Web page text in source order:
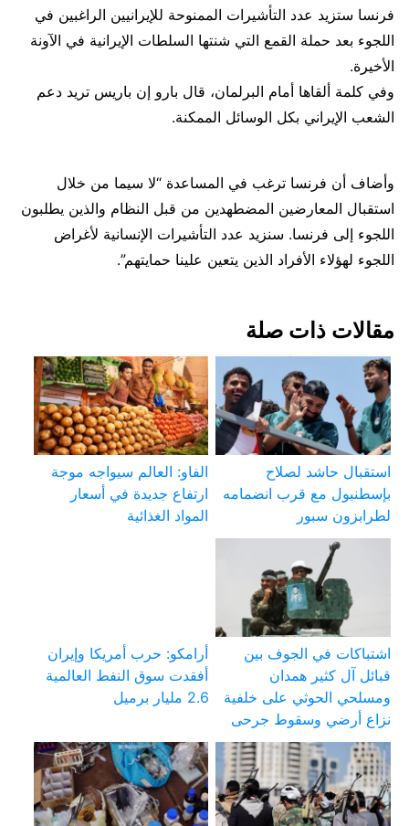
فرنسا ستزيد عدد التأشيرات الممنوحة للإيرانيين الراغبين في
اللجوء بعد حملة القمع التي شنتها السلطات الإيرانية في الآونة
الأخيرة.
وفي كلمة ألقاها أمام البرلمان، قال بارو إن باريس تريد دعم
الشعب الإيراني بكل الوسائل الممكنة.
وأضاف أن فرنسا ترغب في المساعدة “لا سيما من خلال
استقبال المعارضين المضطهدين من قبل النظام والذين يطلبون
اللجوء إلى فرنسا. سنزيد عدد التأشيرات الإنسانية لأغراض
اللجوء لهؤلاء الأفراد الذين يتعين علينا حمايتهم”.
مقالات ذات صلة
استقبال حاشد لصلاح
بإسطنبول مع قرب انضمامه
لطرابزون سبور
الفاو: العالم سيواجه موجة
ارتفاع جديدة في أسعار
المواد الغذائية
اشتباكات في الجوف بين
قبائل آل كثير همدان
ومسلحي الحوثي على خلفية
نزاع أرضي وسقوط جرحى
أرامكو: حرب أمريكا وإيران
أفقدت سوق النفط العالمية
2.6 مليار برميل